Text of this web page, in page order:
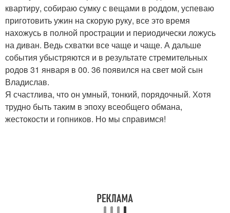
квартиру, собираю сумку с вещами в роддом, успеваю
приготовить ужин на скорую руку, все это время
нахожусь в полной прострации и периодически ложусь
на диван. Ведь схватки все чаще и чаще. А дальше
события убыстряются и в результате стремительных
родов 31 января в 00. 36 появился на свет мой сын
Владислав.
Я счастлива, что он умный, тонкий, порядочный. Хотя
трудно быть таким в эпоху всеобщего обмана,
жестокости и гопников. Но мы справимся!